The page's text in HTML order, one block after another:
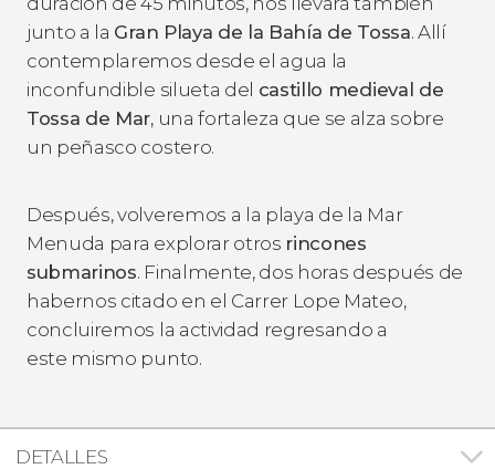
junto a la Gran Playa de la Bahía de Tossa. Allí
contemplaremos desde el agua la
inconfundible silueta del castillo medieval de
Tossa de Mar, una fortaleza que se alza sobre
un peñasco costero.
Después, volveremos a la playa de la Mar
Menuda para explorar otros rincones
submarinos. Finalmente, dos horas después de
habernos citado en el Carrer Lope Mateo,
concluiremos la actividad regresando a
este mismo punto.
DETALLES